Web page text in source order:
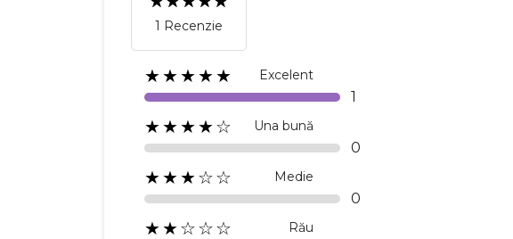
1 Recenzie
★★★★★ Excelent
1
★★★★☆ Una bună
0
★★★☆☆ Medie
0
★★☆☆☆ Rău